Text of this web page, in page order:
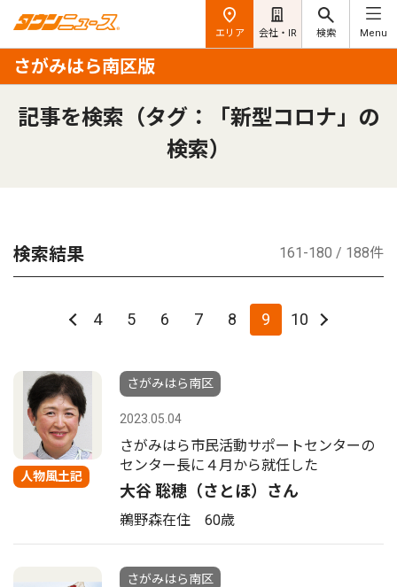
エリア 会社・IR 検索 Menu
さがみはら南区版
記事を検索（タグ：「新型コロナ」の
検索）
検索結果 161-180 / 188件
4 5 6 7 8 9 10
人物風土記
さがみはら南区
2023.05.04
さがみはら市民活動サポートセンターの
センター長に４月から就任した
大谷 聡穂（さとほ）さん
鵜野森在住 60歳
さがみはら南区